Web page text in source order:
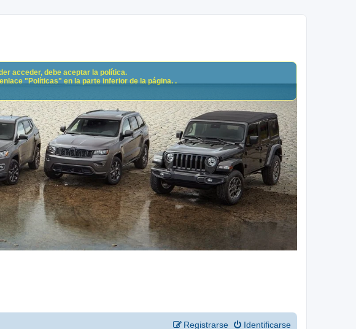
Identificarse
Registrarse
acceder, debe aceptar la política.
"Políticas" en la parte inferior de la página. .